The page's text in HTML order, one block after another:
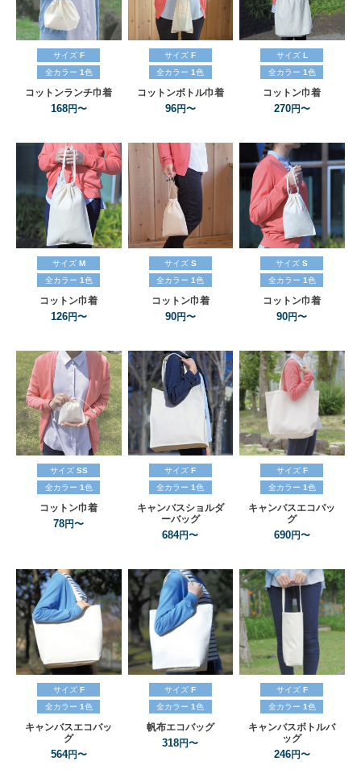
サイズ F
全カラー 1色
コットンランチ巾着
168円〜
サイズ F
全カラー 1色
コットンボトル巾着
96円〜
サイズ L
全カラー 1色
コットン巾着
270円〜
サイズ M
全カラー 1色
コットン巾着
126円〜
サイズ S
全カラー 1色
コットン巾着
90円〜
サイズ S
全カラー 1色
コットン巾着
90円〜
サイズ SS
全カラー 1色
コットン巾着
78円〜
サイズ F
全カラー 1色
キャンバスショルダ
ーバッグ
684円〜
サイズ F
全カラー 1色
キャンバスエコバッ
グ
690円〜
サイズ F
全カラー 1色
キャンバスエコバッ
グ
564円〜
サイズ F
全カラー 1色
帆布エコバッグ
318円〜
サイズ F
全カラー 1色
キャンバスボトルバ
ッグ
246円〜